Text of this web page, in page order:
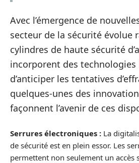
Avec l’émergence de
secteur de la sécurité évolue
cylindres de haute sécurité
incorporent des
d’anticiper les tentatives
quelques-unes des
façonnent l’avenir de ces
Serrures électroniques : La
de sécurité est en plein essor. Les
permettent non seulement un accès